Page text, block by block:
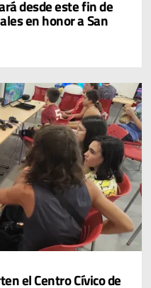
desde este fin de
en honor a San
el Centro Cívico de